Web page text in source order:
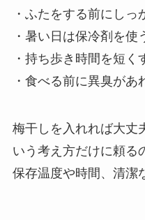
・ふたをする前にしっ
・暑い日は保冷剤を使
・持ち歩き時間を短く
・食べる前に異臭があ
梅干しを入れれば大丈
いう考え方だけに頼る
保存温度や時間、清潔